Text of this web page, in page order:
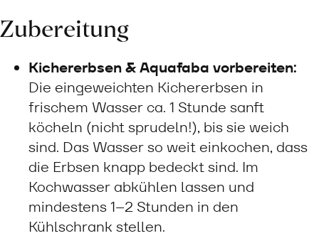
Zubereitung
Kichererbsen & Aquafaba vorbereiten:
Die eingeweichten Kichererbsen in
frischem Wasser ca. 1 Stunde sanft
köcheln (nicht sprudeln!), bis sie weich
sind. Das Wasser so weit einkochen, dass
die Erbsen knapp bedeckt sind. Im
Kochwasser abkühlen lassen und
mindestens 1–2 Stunden in den
Kühlschrank stellen.